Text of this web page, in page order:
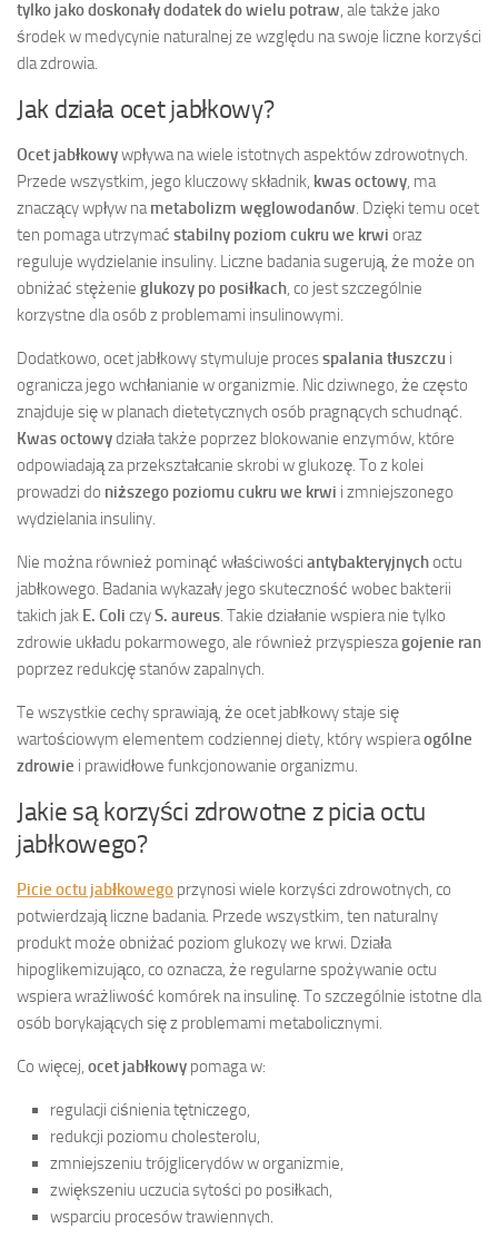
tylko jako doskonały dodatek do wielu potraw , ale także jako
środek w medycynie naturalnej ze względu na swoje liczne korzyści
dla zdrowia.
Jak działa ocet jabłkowy?
Ocet jabłkowywpływa na wiele istotnych aspektów zdrowotnych.
Przede wszystkim, jego kluczowy składnik, kwas octowy , ma
znaczący wpływ na metabolizm węglowodanów . Dzięki temu ocet
ten pomaga utrzymać stabilny poziom cukru we krwi oraz
reguluje wydzielanie insuliny. Liczne badania sugerują, że może on
obniżać stężenie glukozy po posiłkach , co jest szczególnie
korzystne dla osób z problemami insulinowymi.
Dodatkowo, ocet jabłkowy stymuluje processpalania tłuszczu i
ogranicza jego wchłanianie w organizmie. Nic dziwnego, że często
znajduje się w planach dietetycznych osób pragnących schudnąć.
Kwas octowydziała także poprzez blokowanie enzymów, które
odpowiadają za przekształcanie skrobi w glukozę. To z kolei
prowadzi do niższego poziomu cukru we krwi i zmniejszonego
wydzielania insuliny.
Nie można również pominąć właściwości antybakteryjnychoctu
jabłkowego. Badania wykazały jego skuteczność wobec bakterii
takich jak E. Coli czyS. aureus . Takie działanie wspiera nie tylko
zdrowie układu pokarmowego, ale również przyspieszagojenie ran
poprzez redukcję stanów zapalnych.
Te wszystkie cechy sprawiają, że ocet jabłkowy staje się
wartościowym elementem codziennej diety, który wspieraogólne
zdrowie i prawidłowe funkcjonowanie organizmu.
Jakie są korzyści zdrowotne z picia octu
jabłkowego?
Picie octu jabłkowego przynosi wiele korzyści zdrowotnych, co
potwierdzają liczne badania. Przede wszystkim, ten naturalny
produkt może obniżać poziom glukozy we krwi. Działa
hipoglikemizująco, co oznacza, że regularne spożywanie octu
wspiera wrażliwość komórek na insulinę. To szczególnie istotne dla
osób borykających się z problemami metabolicznymi.
Co więcej, ocet jabłkowy pomaga w:
regulacji ciśnienia tętniczego,
redukcji poziomu cholesterolu,
zmniejszeniu trójglicerydów w organizmie,
zwiększeniu uczucia sytości po posiłkach,
wsparciu procesów trawiennych.